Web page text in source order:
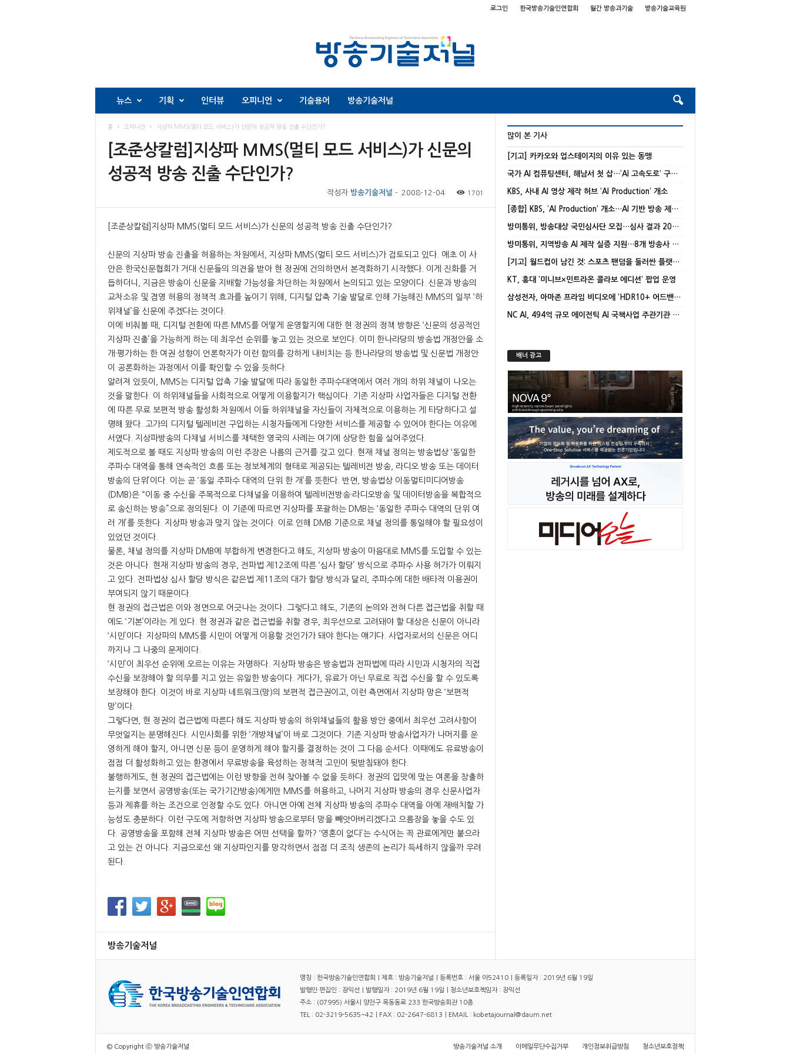
로그인 한국방송기술인연합회 월간 방송과기술 방송기술교육원
뉴스 기획 인터뷰 오피니언 기술용어 방송기술저널
홈 오피니언 지상파 MMS(멀티 모드 서비스)가 신문의 성공적 방송 진출 수단인가?
[조준상칼럼]지상파 MMS(멀티 모드 서비스)가 신문의
성공적 방송 진출 수단인가?
작성자 방송기술저널 - 2008-12-04 1701
[조준상칼럼]지상파 MMS(멀티 모드 서비스)가 신문의 성공적 방송 진출 수단인가?
신문의 지상파 방송 진출을 허용하는 차원에서, 지상파 MMS(멀티 모드 서비스)가 검토되고 있다. 애초 이 사
안은 한국신문협회가 거대 신문들의 의견을 받아 현 정권에 건의하면서 본격화하기 시작했다. 이게 진화를 거
듭하더니, 지금은 방송이 신문을 지배할 가능성을 차단하는 차원에서 논의되고 있는 모양이다. 신문과 방송의
교차소유 및 겸영 허용의 정책적 효과를 높이기 위해, 디지털 압축 기술 발달로 인해 가능해진 MMS의 일부 ‘하
위채널’을 신문에 주겠다는 것이다.
이에 비춰볼 때, 디지털 전환에 따른 MMS를 어떻게 운영할지에 대한 현 정권의 정책 방향은 ‘신문의 성공적인
지상파 진출’을 가능하게 하는 데 최우선 순위를 놓고 있는 것으로 보인다. 이미 한나라당의 방송법 개정안을 소
개·평가하는 한 여권 성향이 언론학자가 이런 함의를 강하게 내비치는 등 한나라당의 방송법 및 신문법 개정안
이 공론화하는 과정에서 이를 확인할 수 있을 듯하다.
알려져 있듯이, MMS는 디지털 압축 기술 발달에 따라 동일한 주파수대역에서 여러 개의 하위 채널이 나오는
것을 말한다. 이 하위채널들을 사회적으로 어떻게 이용할지가 핵심이다. 기존 지상파 사업자들은 디지털 전환
에 따른 무료 보편적 방송 활성화 차원에서 이들 하위채널을 자신들이 자체적으로 이용하는 게 타당하다고 설
명해 왔다. 고가의 디지털 텔레비전 구입하는 시청자들에게 다양한 서비스를 제공할 수 있어야 한다는 이유에
서였다. 지상파방송의 다채널 서비스를 채택한 영국의 사례는 여기에 상당한 힘을 실어주었다.
제도적으로 볼 때도 지상파 방송의 이런 주장은 나름의 근거를 갖고 있다. 현재 채널 정의는 방송법상 ‘동일한
주파수 대역을 통해 연속적인 흐름 또는 정보체계의 형태로 제공되는 텔레비전 방송, 라디오 방송 또는 데이터
방송의 단위’이다. 이는 곧 ‘동일 주파수 대역의 단위 한 개’를 뜻한다. 반면, 방송법상 이동멀티미디어방송
(DMB)은 “이동 중 수신을 주목적으로 다채널을 이용하여 텔레비전방송·라디오방송 및 데이터방송을 복합적으
로 송신하는 방송”으로 정의된다. 이 기준에 따르면 지상파를 포괄하는 DMB는 ‘동일한 주파수 대역의 단위 여
러 개’를 뜻한다. 지상파 방송과 맞지 않는 것이다. 이로 인해 DMB 기준으로 채널 정의를 통일해야 할 필요성이
있었던 것이다.
물론, 채널 정의를 지상파 DMB에 부합하게 변경한다고 해도, 지상파 방송이 마음대로 MMS를 도입할 수 있는
것은 아니다. 현재 지상파 방송의 경우, 전파법 제12조에 따른 ‘심사 할당’ 방식으로 주파수 사용 허가가 이뤄지
고 있다. 전파법상 심사 할당 방식은 같은법 제11조의 대가 할당 방식과 달리, 주파수에 대한 배타적 이용권이
부여되지 않기 때문이다.
현 정권의 접근법은 이와 정면으로 어긋나는 것이다. 그렇다고 해도, 기존의 논의와 전혀 다른 접근법을 취할 때
에도 ‘기본’이라는 게 있다. 현 정권과 같은 접근법을 취할 경우, 최우선으로 고려돼야 할 대상은 신문이 아니라
‘시민’이다. 지상파의 MMS를 시민이 어떻게 이용할 것인가가 돼야 한다는 얘기다. 사업자로서의 신문은 어디
까지나 그 나중의 문제이다.
‘시민’이 최우선 순위에 오르는 이유는 자명하다. 지상파 방송은 방송법과 전파법에 따라 시민과 시청자의 직접
수신을 보장해야 할 의무를 지고 있는 유일한 방송이다. 게다가, 유료가 아닌 무료로 직접 수신을 할 수 있도록
보장해야 한다. 이것이 바로 지상파 네트워크(망)의 보편적 접근권이고, 이런 측면에서 지상파 망은 ‘보편적
망’이다.
그렇다면, 현 정권의 접근법에 따른다 해도 지상파 방송의 하위채널들의 활용 방안 중에서 최우선 고려사항이
무엇일지는 분명해진다. 시민사회를 위한 ‘개방채널’이 바로 그것이다. 기존 지상파 방송사업자가 나머지를 운
영하게 해야 할지, 아니면 신문 등이 운영하게 해야 할지를 결정하는 것이 그 다음 순서다. 이때에도 유료방송이
점점 더 활성화하고 있는 환경에서 무료방송을 육성하는 정책적 고민이 뒷받침돼야 한다.
불행하게도, 현 정권의 접근법에는 이런 방향을 전혀 찾아볼 수 없을 듯하다. 정권의 입맛에 맞는 여론을 창출하
는지를 보면서 공영방송(또는 국가기간방송)에게만 MMS를 허용하고, 나머지 지상파 방송의 경우 신문사업자
등과 제휴를 하는 조건으로 인정할 수도 있다. 아니면 아예 전체 지상파 방송의 주파수 대역을 아예 재배치할 가
능성도 충분하다. 이런 구도에 저항하면 지상파 방송으로부터 망을 빼앗아버리겠다고 으름장을 놓을 수도 있
다. 공영방송을 포함해 전체 지상파 방송은 어떤 선택을 할까? ‘영혼이 없다’는 수식어는 꼭 관료에게만 붙으라
고 있는 건 아니다. 지금으로선 왜 지상파인지를 망각하면서 점점 더 조직 생존의 논리가 득세하지 않을까 우려
된다.
방송기술저널
많이 본 기사
[기고] 카카오와 업스테이지의 이유 있는 동맹
국가 AI 컴퓨팅센터, 해남서 첫 삽…‘AI 고속도로’ 구축 본격화
KBS, 사내 AI 영상 제작 허브 ‘AI Production’ 개소
[종합] KBS, ‘AI Production’ 개소…AI 기반 방송 제작 본격화
방미통위, 방송대상 국민심사단 모집…심사 결과 20% 반영
방미통위, 지역방송 AI 제작 실증 지원…8개 방송사 선정
[기고] 월드컵이 남긴 것: 스포츠 팬덤을 둘러싼 플랫폼 경쟁의 재편
KT, 홍대 ‘미니브×민트라온 콜라보 에디션’ 팝업 운영
삼성전자, 아마존 프라임 비디오에 ‘HDR10+ 어드밴스드’ 적용
NC AI, 494억 규모 에이전틱 AI 국책사업 주관기관 선정
배너 광고
명칭 : 한국방송기술인연합회｜제호 : 방송기술저널｜등록번호 : 서울 아52410｜등록일자 : 2019년 6월 19일
발행인·편집인 : 장익선｜발행일자 : 2019년 6월 19일｜청소년보호책임자 : 장익선
주소 : (07995) 서울시 양천구 목동동로 233 한국방송회관 10층
TEL : 02-3219-5635~42｜FAX : 02-2647-6813｜EMAIL : kobetajournal@daum.net
© Copyright ⓒ 방송기술저널 방송기술저널 소개 이메일무단수집거부 개인정보취급방침 청소년보호정책